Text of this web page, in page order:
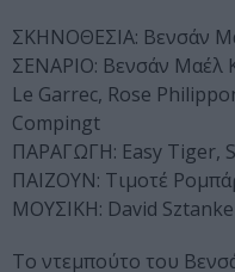
ΣΚΗΝΟΘΕΣΙΑ: Βενσάν
ΣΕΝΑΡΙΟ: Βενσάν Μαέλ
Le Garrec, Rose
Compingt
ΠΑΡΑΓΩΓΗ: Easy Tiger,
ΠΑΙΖΟΥΝ: Τιμοτέ
ΜΟΥΣΙΚΗ: David Sztanke
Το ντεμπούτο του